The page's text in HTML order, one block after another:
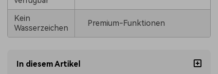
Kein
Wasserzeichen
Premium-Funktionen
In diesem Artikel